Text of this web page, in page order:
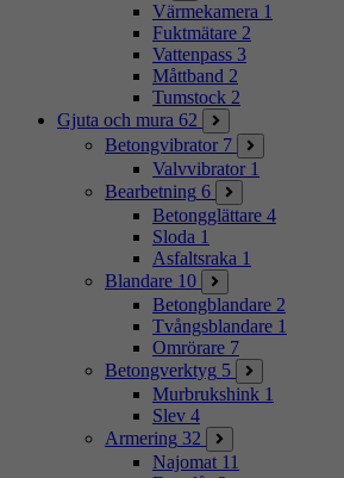
Värmekamera 1
Fuktmätare 2
Vattenpass 3
Måttband 2
Tumstock 2
Gjuta och mura 62
Betongvibrator 7
Valvvibrator 1
Bearbetning 6
Betongglättare 4
Sloda 1
Asfaltsraka 1
Blandare 10
Betongblandare 2
Tvångsblandare 1
Omrörare 7
Betongverktyg 5
Murbrukshink 1
Slev 4
Armering 32
Najomat 11